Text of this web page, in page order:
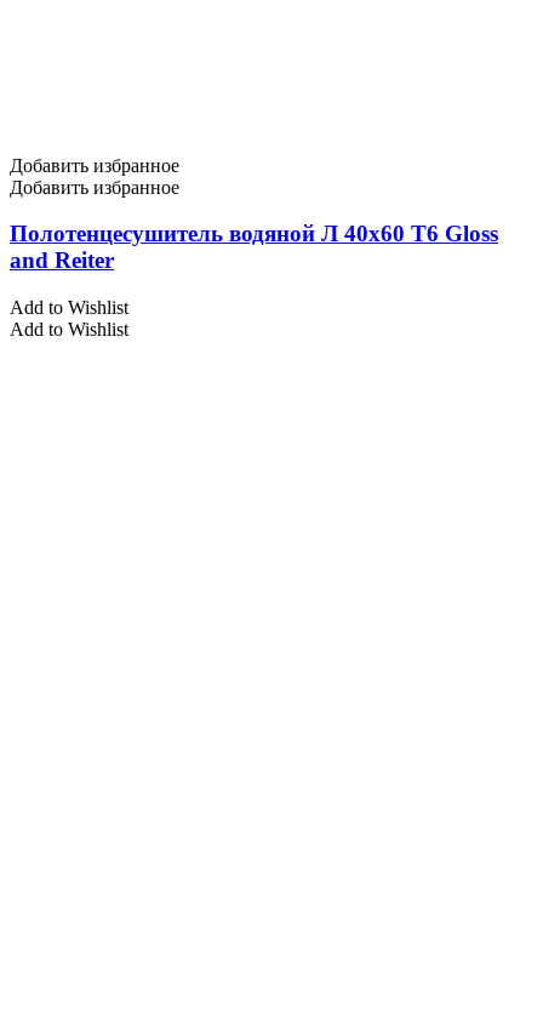
Добавить избранное
Добавить избранное
Полотенцесушитель водяной Л 40х60 Т6 Gloss
and Reiter
Add to Wishlist
Add to Wishlist